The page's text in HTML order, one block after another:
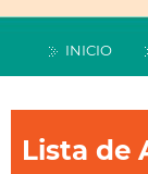
INICIO
Lista de